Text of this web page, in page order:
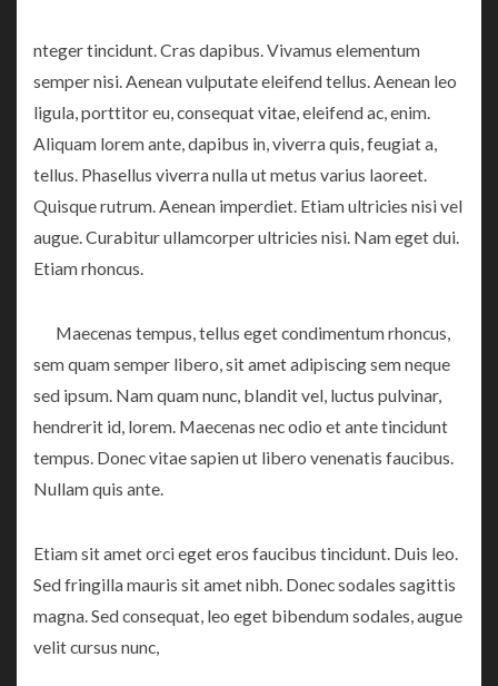
nteger tincidunt. Cras dapibus. Vivamus elementum
semper nisi. Aenean vulputate eleifend tellus. Aenean leo
ligula, porttitor eu, consequat vitae, eleifend ac, enim.
Aliquam lorem ante, dapibus in, viverra quis, feugiat a,
tellus. Phasellus viverra nulla ut metus varius laoreet.
Quisque rutrum. Aenean imperdiet. Etiam ultricies nisi vel
augue. Curabitur ullamcorper ultricies nisi. Nam eget dui.
Etiam rhoncus.
Maecenas tempus, tellus eget condimentum rhoncus,
sem quam semper libero, sit amet adipiscing sem neque
sed ipsum. Nam quam nunc, blandit vel, luctus pulvinar,
hendrerit id, lorem. Maecenas nec odio et ante tincidunt
tempus. Donec vitae sapien ut libero venenatis faucibus.
Nullam quis ante.
Etiam sit amet orci eget eros faucibus tincidunt. Duis leo.
Sed fringilla mauris sit amet nibh. Donec sodales sagittis
magna. Sed consequat, leo eget bibendum sodales, augue
velit cursus nunc,